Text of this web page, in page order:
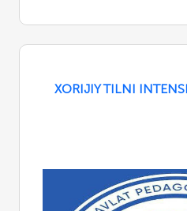
XORIJIY TILNI